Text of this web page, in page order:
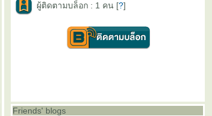
ผู้ติดตามบล็อก : 1 คน [?]
Friends' blogs